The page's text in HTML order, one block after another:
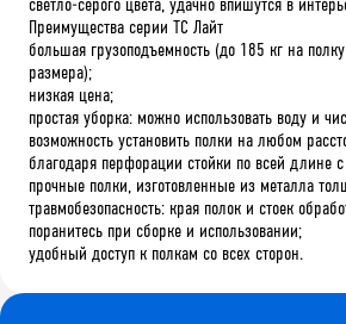
Преимущества серии ТС Лайт
большая грузоподъемность (до 185 кг на
размера);
низкая цена;
простая уборка: можно использовать воду и
возможность установить полки на любом
благодаря перфорации стойки по всей длине
прочные полки, изготовленные из металла
травмобезопасность: края полок и стоек
поранитесь при сборке и использовании;
удобный доступ к полкам со всех сторон.